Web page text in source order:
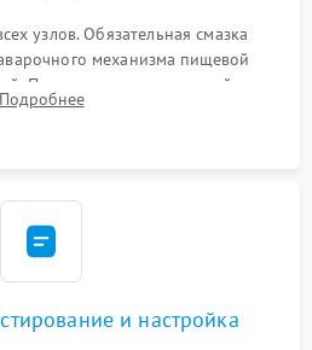
узлов. Обязательная смазка
механизма пищевой
Проведение программной
системы от кофейных масел.
Подробнее
и настройка